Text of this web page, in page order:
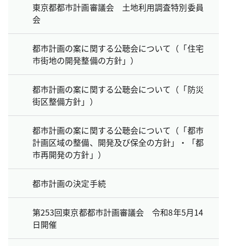
東京都都市計画審議会 土地利用調査特別委員
会
都市計画の案に関する公聴会について（「住宅
市街地の開発整備の方針」）
都市計画の案に関する公聴会について（「防災
街区整備方針」）
都市計画の案に関する公聴会について（「都市
計画区域の整備、開発及び保全の方針」・「都
市再開発の方針」）
都市計画の決定手続
第253回東京都都市計画審議会 令和8年5月14
日開催